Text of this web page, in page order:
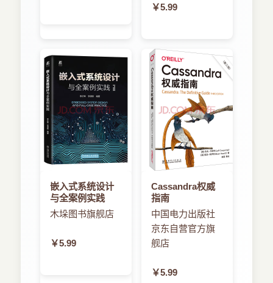
￥5.99
嵌入式系统设计
与全案例实践
木垛图书旗舰店
￥5.99
Cassandra权威
指南
中国电力出版社
京东自营官方旗
舰店
￥5.99